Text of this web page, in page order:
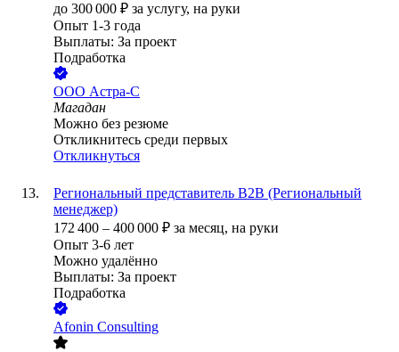
до 300 000 ₽ за услугу, на руки
Опыт 1-3 года
Выплаты: За проект
Подработка
ООО Астра-С
Магадан
Можно без резюме
Откликнитесь среди первых
Откликнуться
Региональный представитель B2B (Региональный
менеджер)
172 400 – 400 000 ₽ за месяц, на руки
Опыт 3-6 лет
Можно удалённо
Выплаты: За проект
Подработка
Afonin Consulting